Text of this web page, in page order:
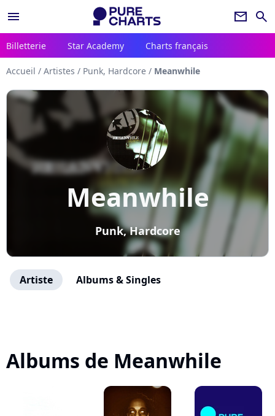
menu newsletter search
Billetterie Star Academy Charts français
Accueil / Artistes / Punk, Hardcore / Meanwhile
Meanwhile
Punk, Hardcore
Artiste Albums & Singles
Albums de Meanwhile